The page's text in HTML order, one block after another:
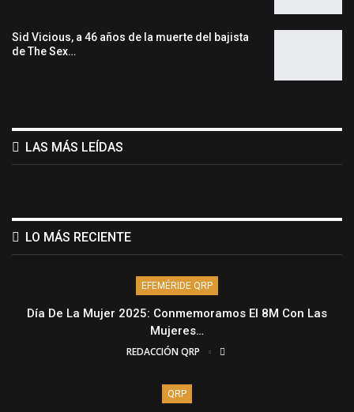
Sid Vicious, a 46 años de la muerte del bajista
de The Sex…
LAS MÁS LEÍDAS
LO MÁS RECIENTE
EFEMÉRIDE QRP
Día De La Mujer 2025: Conmemoramos El 8M Con Las
Mujeres…
REDACCIÓN QRP
QRP